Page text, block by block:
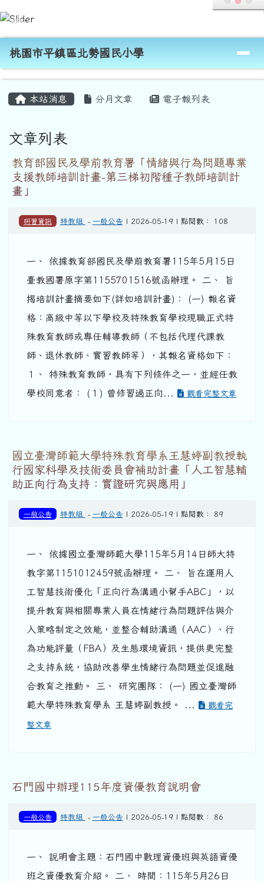
跳至主內容區
桃園市平鎮區北勢國民小學
導覽列
桃園市平鎮區北勢國民小學
本站消息 分月文章 電子報列表
文章列表
教育部國民及學前教育署「情緒與行為問題專業
支援教師培訓計畫-第三梯初階種子教師培訓計
畫」
研習資訊 特教組 - 一般公告 | 2026-05-19 | 點閱數： 108
一、 依據教育部國民及學前教育署115年5月15日
臺教國署原字第1155701516號函辦理。 二、 旨
揭培訓計畫摘要如下(詳如培訓計畫)： (一) 報名資
格：高級中等以下學校及特殊教育學校現職正式特
殊教育教師或專任輔導教師（不包括代理代課教
師、退休教師、實習教師等），其報名資格如下：
１、 特殊教育教師，具有下列條件之一，並經任教
學校同意者： (１) 曾修習過正向...
觀看完整文章
國立臺灣師範大學特殊教育學系王慧婷副教授執
行國家科學及技術委員會補助計畫「人工智慧輔
助正向行為支持：實證研究與應用」
一般公告 特教組 - 一般公告 | 2026-05-19 | 點閱數： 89
一、 依據國立臺灣師範大學115年5月14日師大特
教字第1151012459號函辦理。 二、 旨在運用人
工智慧技術優化「正向行為溝通小幫手ABC」，以
提升教育與相關專業人員在情緒行為問題評估與介
入策略制定之效能，並整合輔助溝通（AAC）、行
為功能評量（FBA）及生態環境資訊，提供更完整
之支持系統，協助改善學生情緒行為問題並促進融
合教育之推動。 三、 研究團隊： (一) 國立臺灣師
範大學特殊教育學系 王慧婷副教授。 ...
觀看完
整文章
石門國中辦理115年度資優教育說明會
一般公告 特教組 - 一般公告 | 2026-05-19 | 點閱數： 86
一、 說明會主題：石門國中數理資優班與英語資優
班之資優教育介紹。 二、 時間：115年5月26日